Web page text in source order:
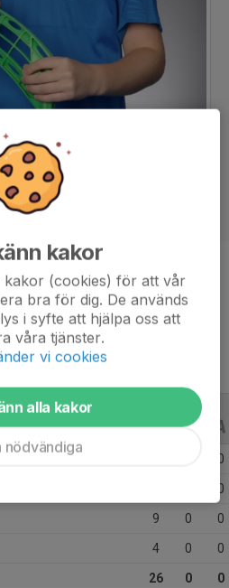
0
0
9 0 0
4 0 0
26 0 0
kakor
kakor (cookies) för att vår
bra för dig. De används
i syfte att hjälpa oss att
våra tjänster.
vi cookies
alla kakor
nödvändiga